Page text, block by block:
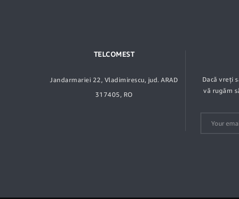
TELCOMEST
Jandarmariei 22, Vladimirescu, jud. ARAD
317405, RO
Dacă vreți
vă rugăm